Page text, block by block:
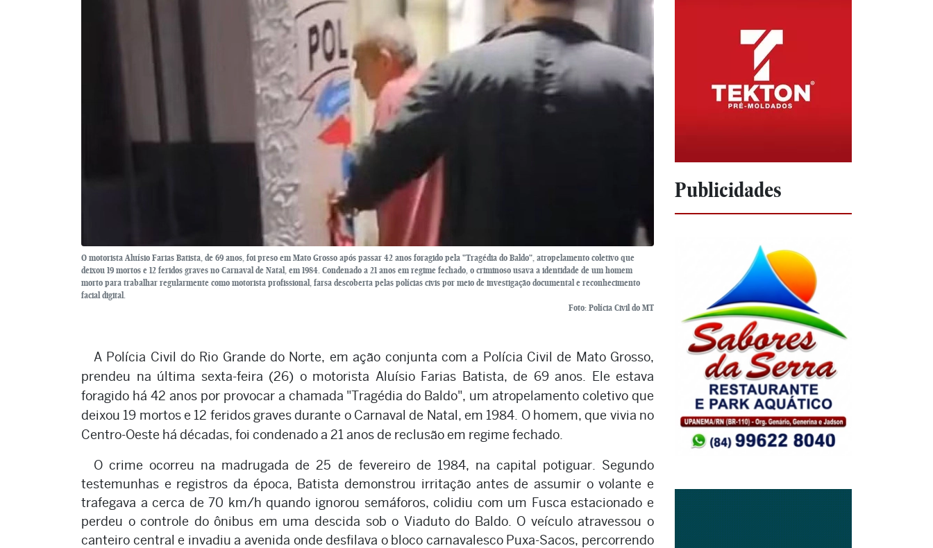
O motorista Aluísio Farias Batista, de 69 anos, foi preso em Mato Grosso após passar 42 anos foragido pela "Tragédia do Baldo", atropelamento coletivo que
deixou 19 mortos e 12 feridos graves no Carnaval de Natal, em 1984. Condenado a 21 anos em regime fechado, o criminoso usava a identidade de um homem
morto para trabalhar regularmente como motorista profissional, farsa descoberta pelas polícias civis por meio de investigação documental e reconhecimento
facial digital.
Foto: Polícia Civil do MT
A Polícia Civil do Rio Grande do Norte, em ação conjunta com a Polícia Civil de Mato Grosso,
prendeu na última sexta-feira (26) o motorista Aluísio Farias Batista, de 69 anos. Ele estava
foragido há 42 anos por provocar a chamada "Tragédia do Baldo", um atropelamento coletivo que
deixou 19 mortos e 12 feridos graves durante o Carnaval de Natal, em 1984. O homem, que vivia no
Centro-Oeste há décadas, foi condenado a 21 anos de reclusão em regime fechado.
O crime ocorreu na madrugada de 25 de fevereiro de 1984, na capital potiguar. Segundo
testemunhas e registros da época, Batista demonstrou irritação antes de assumir o volante e
trafegava a cerca de 70 km/h quando ignorou semáforos, colidiu com um Fusca estacionado e
perdeu o controle do ônibus em uma descida sob o Viaduto do Baldo. O veículo atravessou o
canteiro central e invadiu a avenida onde desfilava o bloco carnavalesco Puxa-Sacos, percorrendo
Publicidades